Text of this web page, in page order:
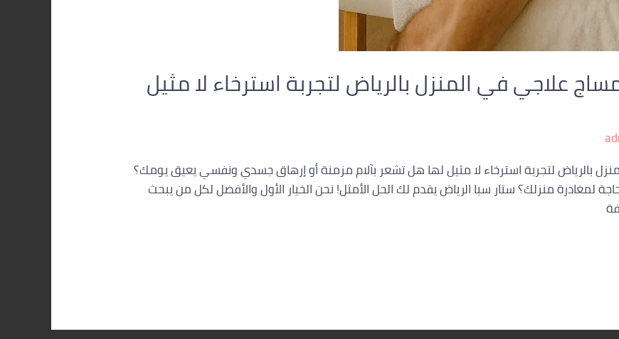
علاجي في المنزل بالرياض لتجربة استرخاء لا مثيل
بالرياض لتجربة استرخاء لا مثيل لها هل تشعر بآلام مزمنة أو إرهاق جسدي ونفسي يعيق يومك؟
لمغادرة منزلك؟ ستار سبا الرياض يقدم لك الحل الأمثل! نحن الخيار الأول والأفضل لكل من يبحث